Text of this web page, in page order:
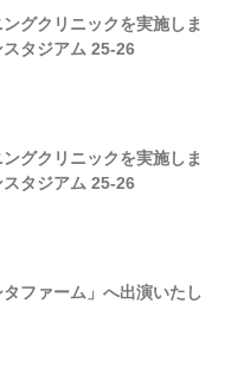
ングクリニックを実施しま
スタジアム 25-26
ングクリニックを実施しま
スタジアム 25-26
ファーム」へ出演いたし